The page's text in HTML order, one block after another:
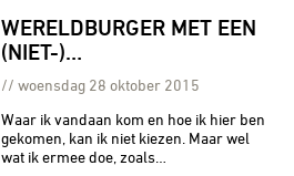
WERELDBURGER MET EEN
(NIET-)…
woensdag 28 oktober 2015
Waar ik vandaan kom en hoe ik hier ben
gekomen, kan ik niet kiezen. Maar wel
wat ik ermee doe, zoals…